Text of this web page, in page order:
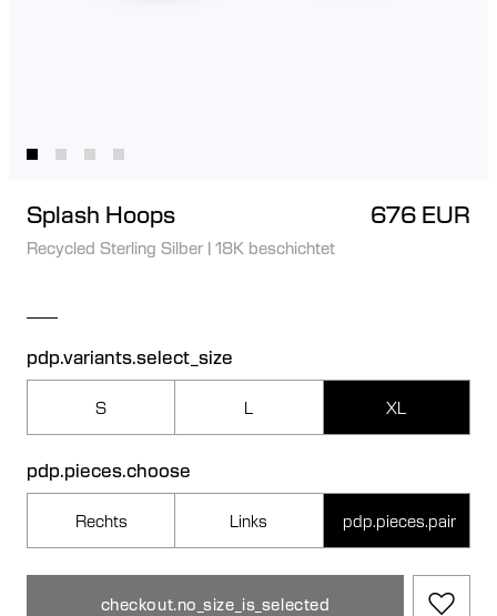
Splash Hoops 676 EUR
Recycled Sterling Silber | 18K beschichtet
pdp.variants.select_size
S L XL
pdp.pieces.choose
Rechts Links pdp.pieces.pair
checkout.no_size_is_selected